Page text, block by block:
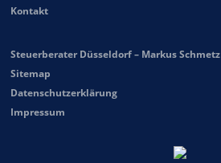
Kontakt
Steuerberater Düsseldorf – Markus Schmetz
Sitemap
Datenschutzerklärung
Impressum